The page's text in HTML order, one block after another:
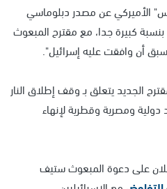
الأميركي عن مصدر دبلوماسي
كبيرة جدا، مع مقترح المبعوث
أن وافقت عليه إسرائيل".
الجديد يتعلق بـ وقف إطلاق النار
ومصرية وقطرية لإنهاء
على دعوة المبعوث ستيف